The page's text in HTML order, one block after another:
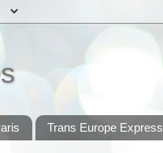
Trans Europe Express